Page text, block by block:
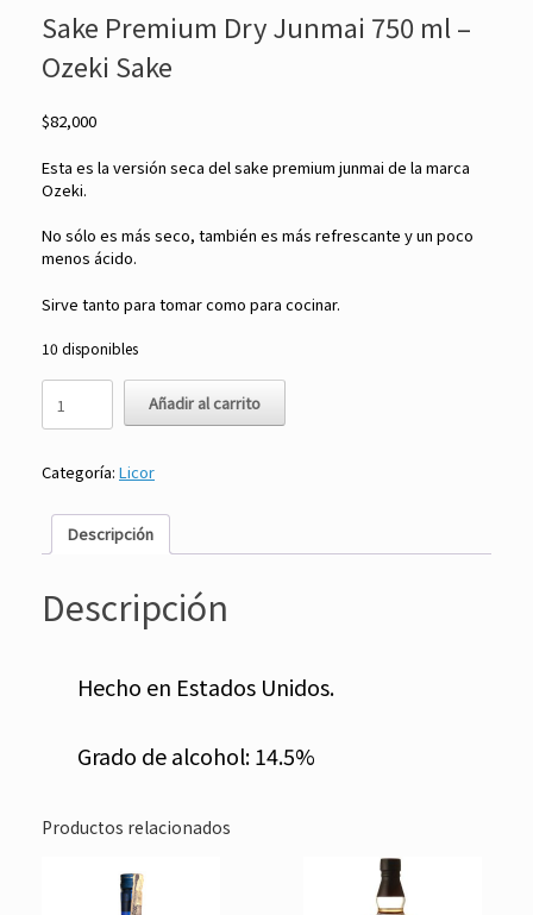
Sake Premium Dry Junmai 750 ml –
Ozeki Sake
$82,000
Esta es la versión seca del sake premium junmai de la marca
Ozeki.
No sólo es más seco, también es más refrescante y un poco
menos ácido.
Sirve tanto para tomar como para cocinar.
10 disponibles
Sake
Premium
Dry
750
Ozeki
cantidad
Añadir al carrito
Categoría: Licor
Descripción
Descripción
Hecho en Estados Unidos.
Grado de alcohol: 14.5%
Productos relacionados